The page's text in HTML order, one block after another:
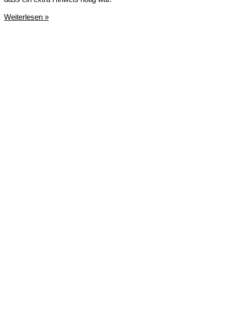
Sackerl
Weiterlesen »